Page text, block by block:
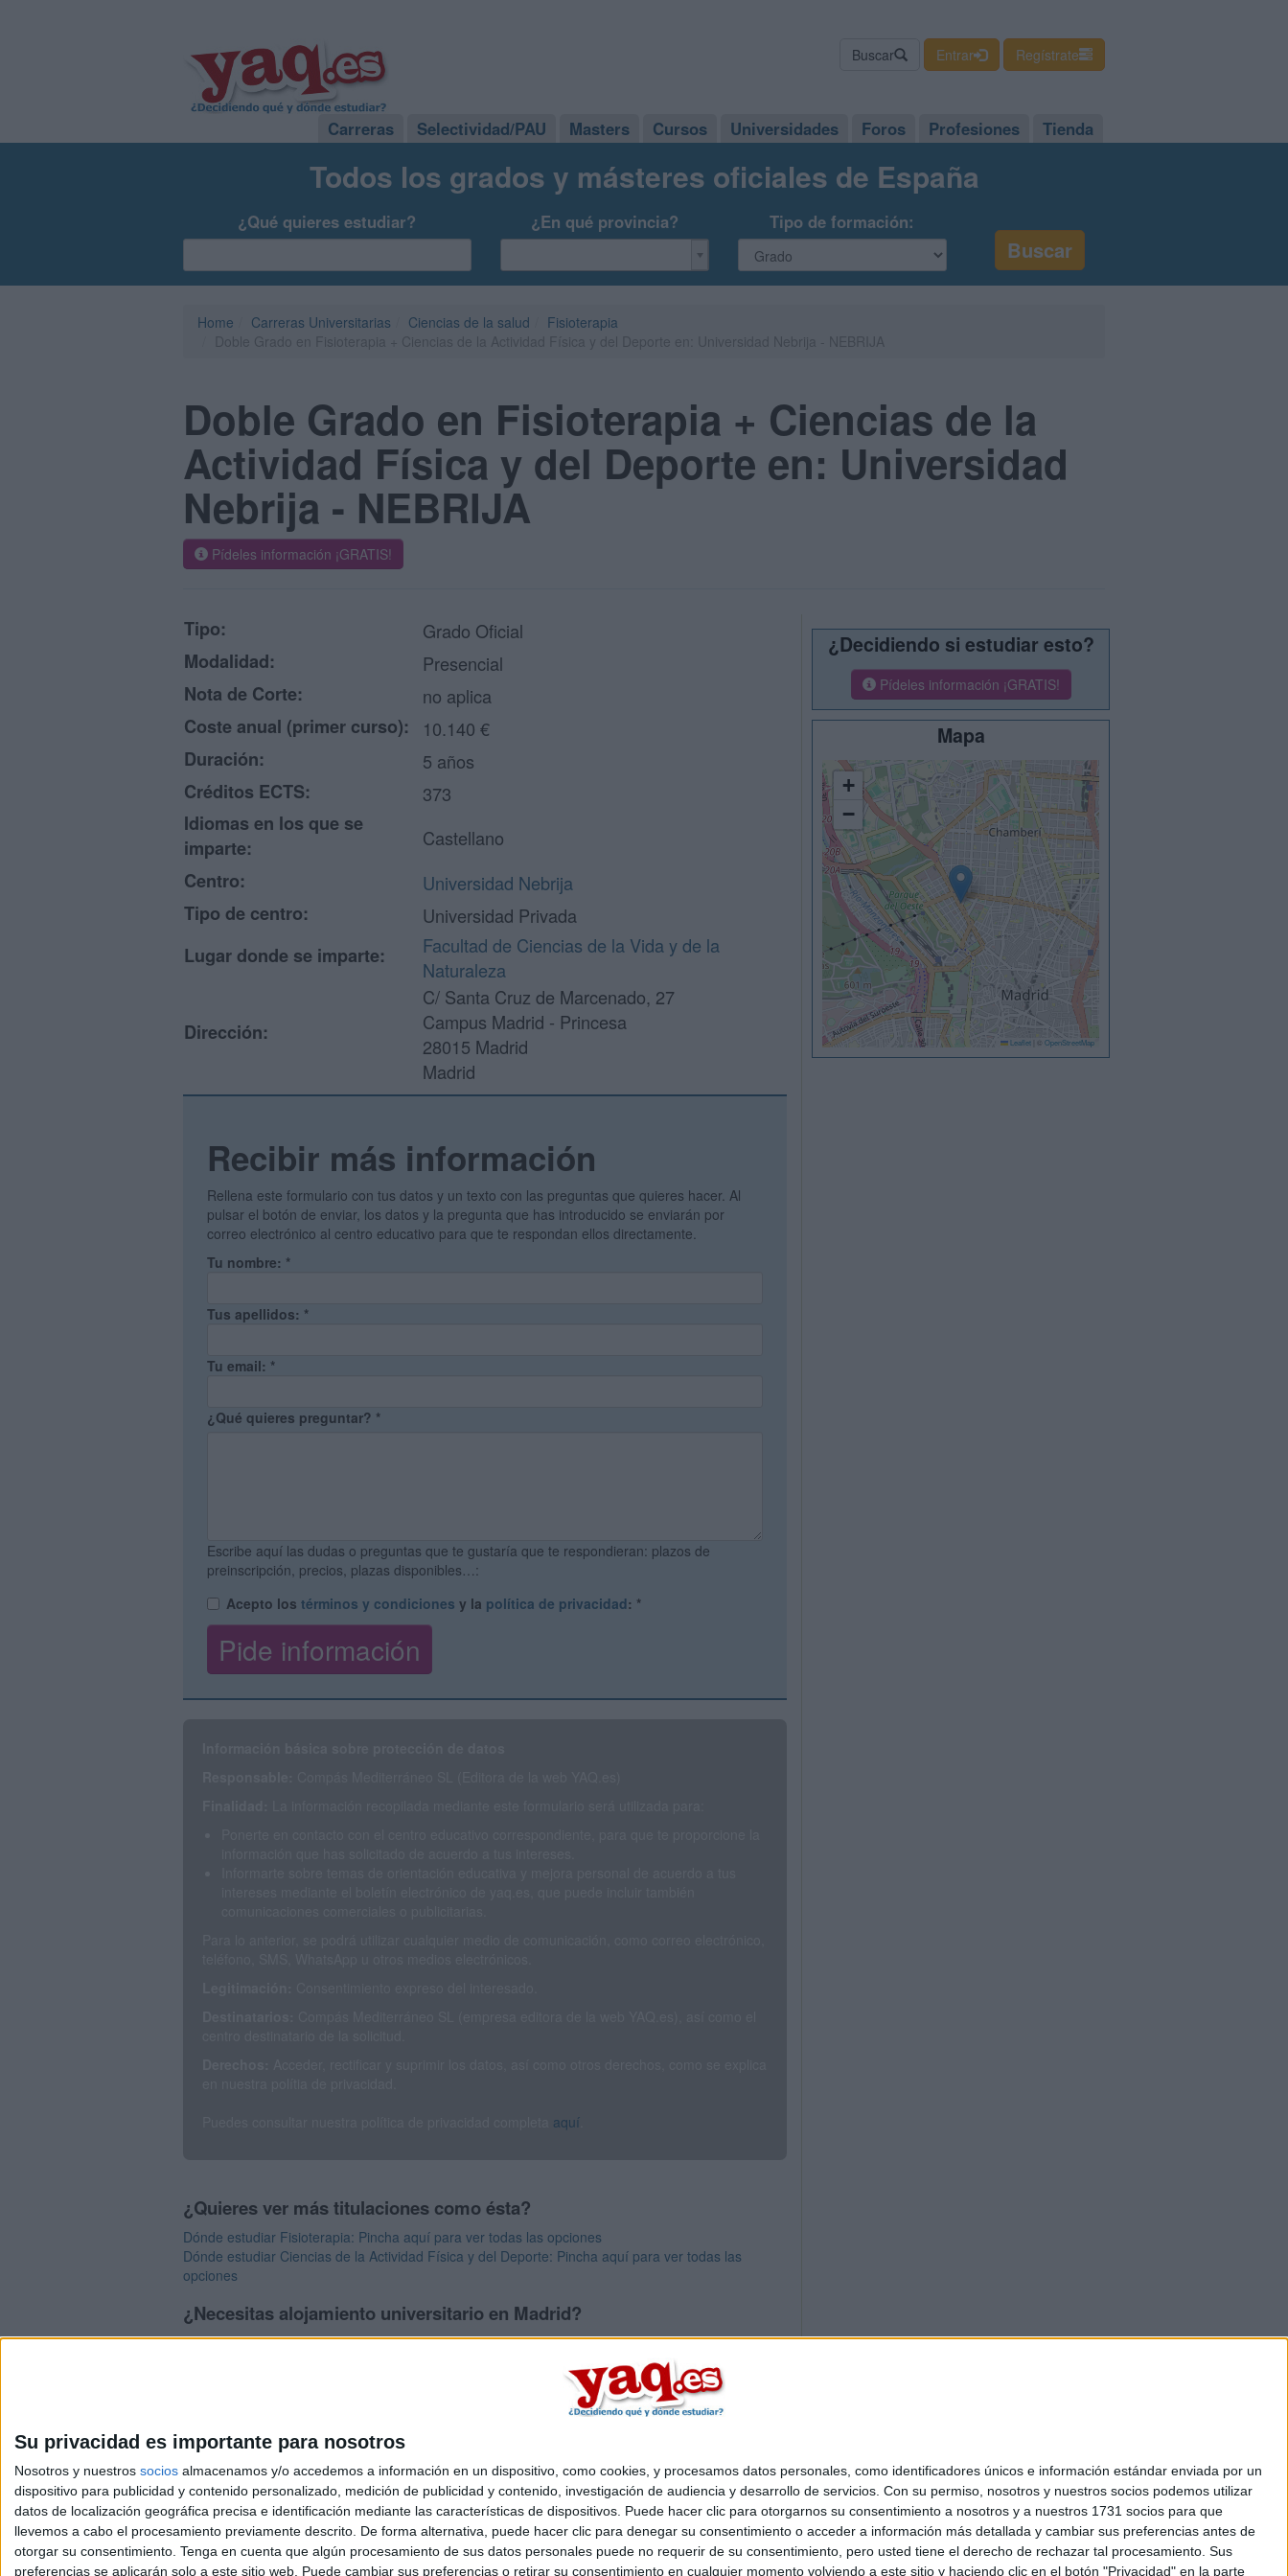
Su privacidad es importante para nosotros
Nosotros y nuestros socios almacenamos y/o accedemos a información en un dispositivo, como cookies, y procesamos datos personales, como identificadores únicos e información estándar enviada por un
dispositivo para publicidad y contenido personalizado, medición de publicidad y contenido, investigación de audiencia y desarrollo de servicios. Con su permiso, nosotros y nuestros socios podemos utilizar
datos de localización geográfica precisa e identificación mediante las características de dispositivos. Puede hacer clic para otorgarnos su consentimiento a nosotros y a nuestros 1731 socios para que
llevemos a cabo el procesamiento previamente descrito. De forma alternativa, puede hacer clic para denegar su consentimiento o acceder a información más detallada y cambiar sus preferencias antes de
otorgar su consentimiento. Tenga en cuenta que algún procesamiento de sus datos personales puede no requerir de su consentimiento, pero usted tiene el derecho de rechazar tal procesamiento. Sus
preferencias se aplicarán solo a este sitio web. Puede cambiar sus preferencias o retirar su consentimiento en cualquier momento volviendo a este sitio y haciendo clic en el botón "Privacidad" en la parte
Buscar Entrar Regístrate
Carreras Selectividad/PAU Masters Cursos Universidades Foros Profesiones Tienda
Todos los grados y másteres oficiales de España
¿Qué quieres estudiar? ¿En qué provincia? Tipo de formación:
Home Carreras Universitarias Ciencias de la salud
Fisioterapia
Doble Grado en Fisioterapia + Ciencias de la
Actividad Física y del Deporte en: Universidad
Nebrija - NEBRIJA
Pídeles información ¡GRATIS!
Tipo:
Grado Oficial
Modalidad:
Presencial
Nota de Corte:
no aplica
Coste anual (primer curso):
10.140 €
Duración:
5 años
Créditos ECTS:
373
Idiomas en los que se
imparte:
Castellano
Centro:
Universidad Nebrija
Tipo de centro:
Universidad Privada
Lugar donde se imparte:
Facultad de Ciencias de la Vida y de la
Naturaleza
Dirección:
C/ Santa Cruz de Marcenado, 27
Campus Madrid - Princesa
28015 Madrid
Madrid
Recibir más información
Rellena este formulario con tus datos y un texto con las preguntas que quieres hacer. Al
pulsar el botón de enviar, los datos y la pregunta que has introducido se enviarán por
correo electrónico al centro educativo para que te respondan ellos directamente.
Tu nombre: *
Tus apellidos: *
Tu email: *
¿Qué quieres preguntar? *
Escribe aquí las dudas o preguntas que te gustaría que te respondieran: plazos de
preinscripción, precios, plazas disponibles…:
Acepto los términos y condiciones y la política de privacidad: *
aquí
¿Quieres ver más titulaciones como ésta?
Dónde estudiar Fisioterapia: Pincha aquí para ver todas las opciones
Dónde estudiar Ciencias de la Actividad Física y del Deporte: Pincha aquí para ver todas las
opciones
¿Necesitas alojamiento universitario en Madrid?
>> Residencias de estudiantes y colegios mayores en Madrid
¿Decidiendo si estudiar esto?
Pídeles información ¡GRATIS!
Mapa
+
−
Leaflet © OpenStreetMap
Quiénes somos|Contactar|Anúnciate
Aviso legal|Politica de privacidad|Condiciones generales|Política de cookies
© 2003-2026Compás Mediterráneo S.L.- Diego de León 47 - 28006 Madrid [ESPAÑA] - Tel. +34 91 593 2767